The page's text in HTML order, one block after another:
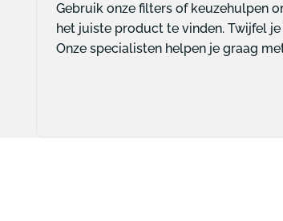
Gebruik onze filters of keuzehulpen
het juiste product te vinden. Twijfel je
Onze specialisten helpen je graag